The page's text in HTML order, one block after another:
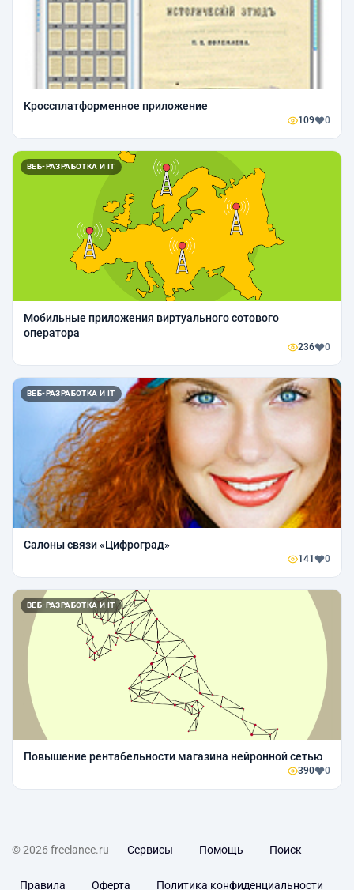
Кроссплатформенное приложение
109 0
ВЕБ-РАЗРАБОТКА И IT
Мобильные приложения виртуального сотового
оператора
236 0
ВЕБ-РАЗРАБОТКА И IT
Салоны связи «Цифроград»
141 0
ВЕБ-РАЗРАБОТКА И IT
Повышение рентабельности магазина нейронной сетью
390 0
© 2026 freelance.ru Сервисы Помощь Поиск
Правила Оферта Политика конфиденциальности